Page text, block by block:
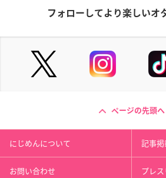
フォローしてより楽しいオ
ページの先頭へ
にじめんについて 記事
お問い合わせ プレ